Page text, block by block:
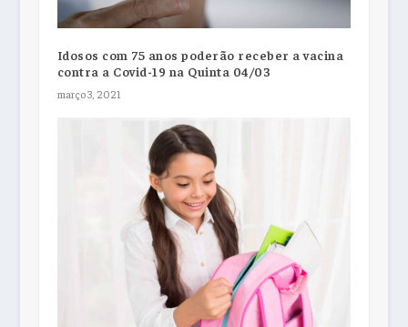
Idosos com 75 anos poderão receber a vacina
contra a Covid-19 na Quinta 04/03
março 3, 2021